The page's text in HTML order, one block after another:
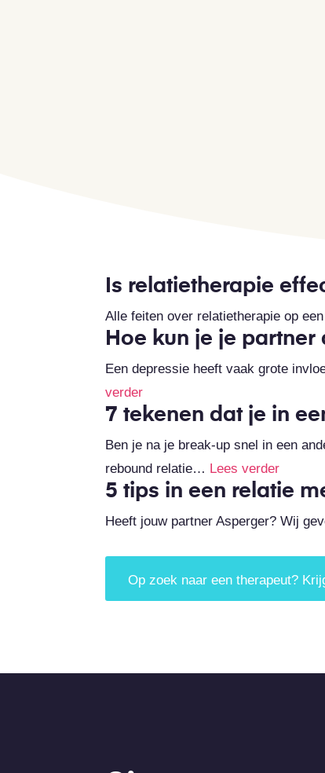
Is relatietherapie
Alle feiten over relatietherapie op
Hoe kun je je
Een depressie heeft vaak grote
verder
7 tekenen dat je in
Ben je na je break-up snel in een
rebound relatie… Lees verder
5 tips in een relatie
Heeft jouw partner Asperger? Wij
Op zoek naar een therapeut?